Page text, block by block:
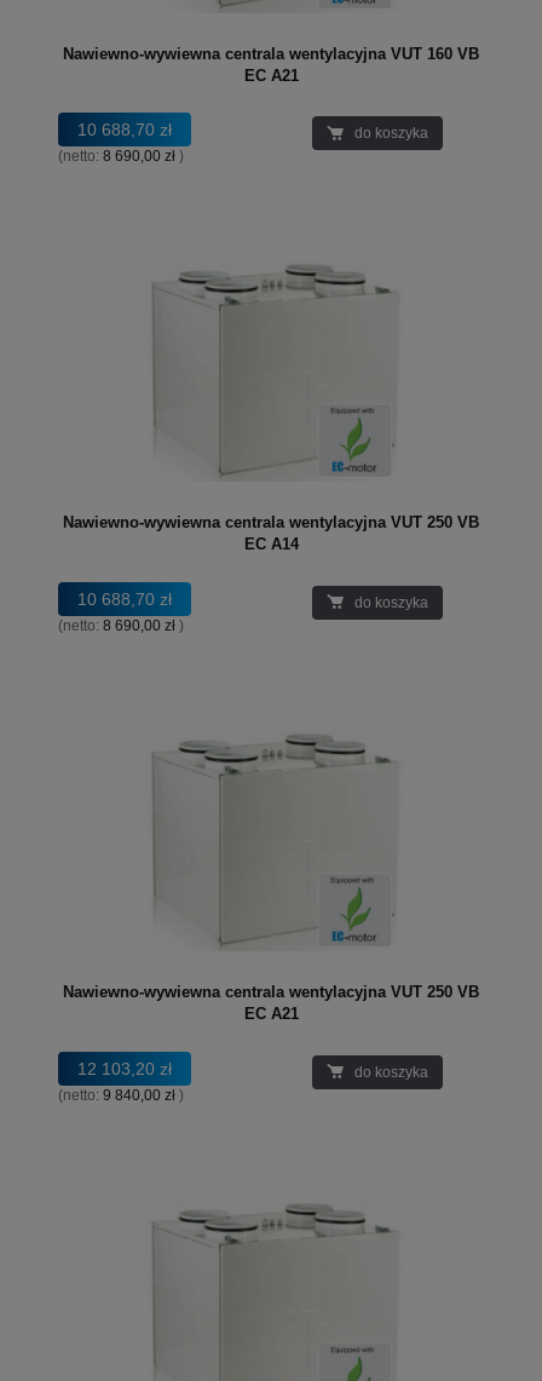
Nawiewno-wywiewna centrala wentylacyjna VUT 160 VB
EC A21
10 688,70 zł
(netto: 8 690,00 zł )
do koszyka
Nawiewno-wywiewna centrala wentylacyjna VUT 250 VB
EC A14
10 688,70 zł
(netto: 8 690,00 zł )
do koszyka
Nawiewno-wywiewna centrala wentylacyjna VUT 250 VB
EC A21
12 103,20 zł
(netto: 9 840,00 zł )
do koszyka